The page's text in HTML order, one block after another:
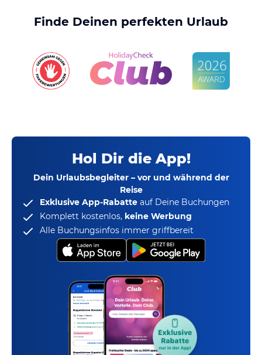
Finde Deinen perfekten Urlaub
Hol Dir die App!
Dein Urlaubsbegleiter – vor und während der
Reise
Exklusive App-Rabatte auf Deine Buchungen
Komplett kostenlos, keine Werbung
Alle Buchungsinfos immer griffbereit